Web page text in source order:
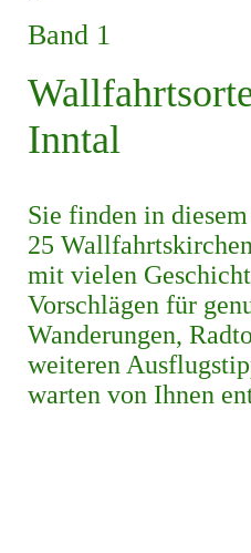
Band 1
Inntal
Sie finden in
25
mit vielen
Vorschlägen für
Wanderungen,
weiteren
warten von Ihnen